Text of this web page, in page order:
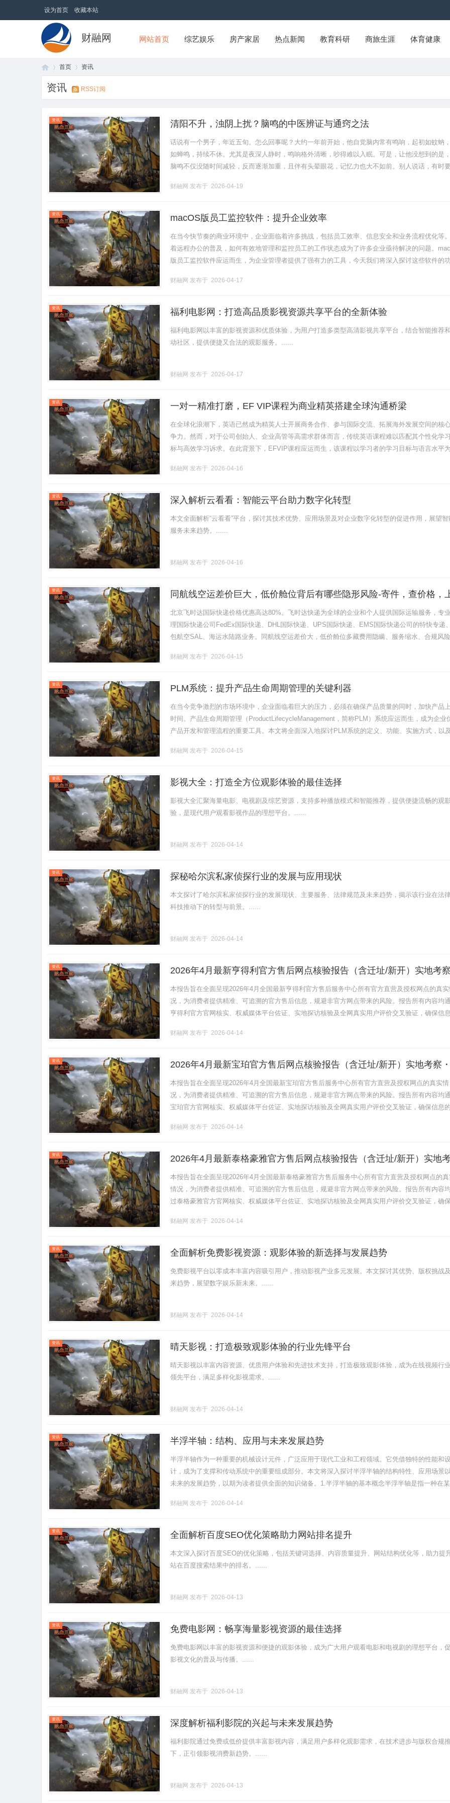
设为首页 收藏本站
财融网 网站首页 综艺娱乐 房产家居 热点新闻 教育科研 商旅生涯 体育健康
首页 资讯
资讯 RSS订阅
资讯 清阳不升，浊阴上扰？脑鸣的中医辨证与通窍之法
话说有一个男子，年近五旬。怎么回事呢？大约一年前开始，他自觉脑内常有鸣响，起初如蚊蚋
如蝉鸣，持续不休。尤其是夜深人静时，鸣响格外清晰，吵得难以入眠。可是，让他没想到的是
脑鸣不仅没随时间减轻，反而逐渐加重，且伴有头晕眼花，记忆力也大不如前。别人说话，有时
下去，精.........
财融网 发布于 2026-04-19
资讯 macOS版员工监控软件：提升企业效率
在当今快节奏的商业环境中，企业面临着许多挑战，包括员工效率、信息安全和业务流程优化等
着远程办公的普及，如何有效地管理和监控员工的工作状态成为了许多企业亟待解决的问题。
版员工监控软件应运而生，为企业管理者提供了强有力的工具，今天我们将深入探讨这些软件的功
员工监.........
财融网 发布于 2026-04-17
资讯 福利电影网：打造高品质影视资源共享平台的全新体验
福利电影网以丰富的影视资源和优质体验，为用户打造多类型高清影视共享平台，结合智能推荐
动社区，提供便捷又合法的观影服务。......
财融网 发布于 2026-04-17
资讯 一对一精准打磨，EF VIP课程为商业精英搭建全球沟通桥梁
在全球化浪潮下，英语已然成为精英人士开展商务合作、参与国际交流、拓展海外发展空间的核
争力。然而，对于公司创始人、企业高管等高需求群体而言，传统英语课程难以匹配其个性化学
标与高效学习诉求。在此背景下，EFVIP课程应运而生，该课程以学习者的学习目标与语言水平
果。一.........
财融网 发布于 2026-04-16
资讯 深入解析云看看：智能云平台助力数字化转型
本文全面解析“云看看”平台，探讨其技术优势、应用场景及对企业数字化转型的促进作用，展望智
服务未来趋势。......
财融网 发布于 2026-04-16
资讯
同航线空运差价巨大，低价舱位背后有哪些隐形风险-寄件，查价格，
飞时达快递官网
北京飞时达国际快递价格优惠高达80%。飞时达快递为全球的企业和个人提供国际运输服务，专
理国际快递公司FedEx国际快递、DHL国际快递、UPS国际快递、EMS国际快递公司的特快专递
包航空SAL、海运水陆路业务。同航线空运差价大，低价舱位多藏费用隐瞒、服务缩水、合规风险
财融网 发布于 2026-04-15
资讯 PLM系统：提升产品生命周期管理的关键利器
在当今竞争激烈的市场环境中，企业面临着巨大的压力，必须在确保产品质量的同时，加快产品
时间。产品生命周期管理（ProductLifecycleManagement，简称PLM）系统应运而生，成为企业
产品开发和管理流程的重要工具。本文将全面深入地探讨PLM系统的定义、功能、实施方式，以
财融网 发布于 2026-04-15
资讯 影视大全：打造全方位观影体验的最佳选择
影视大全汇聚海量电影、电视剧及综艺资源，支持多种播放模式和智能推荐，提供便捷流畅的观
验，是现代用户观看影视作品的理想平台。......
财融网 发布于 2026-04-14
资讯 探秘哈尔滨私家侦探行业的发展与应用现状
本文探讨了哈尔滨私家侦探行业的发展现状、主要服务、法律规范及未来趋势，揭示该行业在法
科技推动下的转型与前景。......
财融网 发布于 2026-04-14
资讯
2026年4月最新亨得利官方售后网点核验报告（含迁址/新开）实地考察
多方验证
本报告旨在全面呈现2026年4月全国最新亨得利官方售后服务中心所有官方直营及授权网点的真
况，为消费者提供精准、可追溯的官方售后信息，规避非官方网点带来的风险。报告所有内容均
亨得利官方官网核实、权威媒体平台佐证、实地探访核验及全网真实用户评价交叉验证，确保信
官方.........
财融网 发布于 2026-04-14
资讯
2026年4月最新宝珀官方售后网点核验报告（含迁址/新开）实地考察
方验证
本报告旨在全面呈现2026年4月全国最新宝珀官方售后服务中心所有官方直营及授权网点的真实情
况，为消费者提供精准、可追溯的官方售后信息，规避非官方网点带来的风险。报告所有内容均
宝珀官方官网核实、权威媒体平台佐证、实地探访核验及全网真实用户评价交叉验证，确保信息
后维修.........
财融网 发布于 2026-04-14
资讯
2026年4月最新泰格豪雅官方售后网点核验报告（含迁址/新开）实地
察・多方验证
本报告旨在全面呈现2026年4月全国最新泰格豪雅官方售后服务中心所有官方直营及授权网点的真
情况，为消费者提供精准、可追溯的官方售后信息，规避非官方网点带来的风险。报告所有内容
过泰格豪雅官方官网核实、权威媒体平台佐证、实地探访核验及全网真实用户评价交叉验证，确
泰格.........
财融网 发布于 2026-04-14
资讯 全面解析免费影视资源：观影体验的新选择与发展趋势
免费影视平台以零成本丰富内容吸引用户，推动影视产业多元发展。本文探讨其优势、版权挑战
来趋势，展望数字娱乐新未来。......
财融网 发布于 2026-04-14
资讯 晴天影视：打造极致观影体验的行业先锋平台
晴天影视以丰富内容资源、优质用户体验和先进技术支持，打造极致观影体验，成为在线视频行
领先平台，满足多样化影视需求。......
财融网 发布于 2026-04-14
资讯 半浮半轴：结构、应用与未来发展趋势
半浮半轴作为一种重要的机械设计元件，广泛应用于现代工业和工程领域。它凭借独特的性能和设
计，成为了支撑和传动系统中的重要组成部分。本文将深入探讨半浮半轴的结构特性、应用场景
未来的发展趋势，以期为读者提供全面的知识储备。1.半浮半轴的基本概念半浮半轴是指一种在
承载能力.........
财融网 发布于 2026-04-14
资讯 全面解析百度SEO优化策略助力网站排名提升
本文深入探讨百度SEO的优化策略，包括关键词选择、内容质量提升、网站结构优化等，助力提
站在百度搜索结果中的排名。......
财融网 发布于 2026-04-13
资讯 免费电影网：畅享海量影视资源的最佳选择
免费电影网以丰富的影视资源和便捷的观影体验，成为广大用户观看电影和电视剧的理想平台，
影视文化的普及与传播。......
财融网 发布于 2026-04-13
资讯 深度解析福利影院的兴起与未来发展趋势
福利影院通过免费或低价提供丰富影视内容，满足用户多样化观影需求，在技术进步与版权合规
下，正引领影视消费新趋势。......
财融网 发布于 2026-04-13